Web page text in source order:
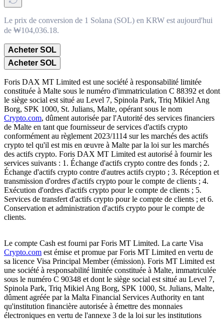
Le prix de conversion de 1 Solana (SOL) en KRW est aujourd'hui
de ₩104,036.18.
Acheter SOL
Acheter SOL
Foris DAX MT Limited est une société à responsabilité limitée
constituée à Malte sous le numéro d'immatriculation C 88392 et dont
le siège social est situé au Level 7, Spinola Park, Triq Mikiel Ang
Borg, SPK 1000, St. Julians, Malte, opérant sous le nom
Crypto.com, dûment autorisée par l'Autorité des services financiers
de Malte en tant que fournisseur de services d'actifs crypto
conformément au règlement 2023/1114 sur les marchés des actifs
crypto tel qu'il est mis en œuvre à Malte par la loi sur les marchés
des actifs crypto. Foris DAX MT Limited est autorisé à fournir les
services suivants : 1. Échange d'actifs crypto contre des fonds ; 2.
Échange d'actifs crypto contre d'autres actifs crypto ; 3. Réception et
transmission d'ordres d'actifs crypto pour le compte de clients ; 4.
Exécution d'ordres d'actifs crypto pour le compte de clients ; 5.
Services de transfert d'actifs crypto pour le compte de clients ; et 6.
Conservation et administration d'actifs crypto pour le compte de
clients.
Le compte Cash est fourni par Foris MT Limited. La carte Visa
Crypto.com est émise et promue par Foris MT Limited en vertu de
sa licence Visa Principal Member (émission). Foris MT Limited est
une société à responsabilité limitée constituée à Malte, immatriculée
sous le numéro C 90348 et dont le siège social est situé au Level 7,
Spinola Park, Triq Mikiel Ang Borg, SPK 1000, St. Julians, Malte,
dûment agréée par la Malta Financial Services Authority en tant
qu'institution financière autorisée à émettre des monnaies
électroniques en vertu de l'annexe 3 de la loi sur les institutions